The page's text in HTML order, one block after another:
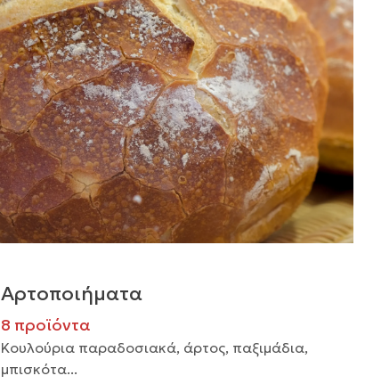
Αρτοποιήματα
8 προϊόντα
Κουλούρια παραδοσιακά, άρτος, παξιμάδια,
μπισκότα...